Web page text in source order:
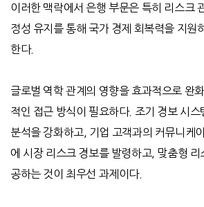
이러한 맥락에서 은행 부문은 특히 리스크
정성 유지를 통해 국가 경제 회복력을 지원
한다.
글로벌 역학 관계의 영향을 효과적으로 완
적인 접근 방식이 필요하다. 조기 경보 시스
분석을 강화하고
기업 고객과의 커뮤니케
에 시장 리스크 경보를 발령하고
맞춤형 리
공하는 것이 최우선 과제이다.